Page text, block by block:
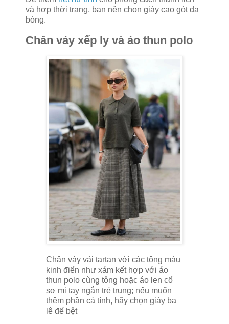
và hợp thời trang, bạn nên chọn giày cao gót da
bóng.
Chân váy xếp ly và áo thun polo
Chân váy vải tartan với các tông màu
kinh điển như xám kết hợp với áo
thun polo cùng tông hoặc áo len cổ
sơ mi tay ngắn trẻ trung; nếu muốn
thêm phần cá tính, hãy chọn giày ba
lê đế bệt